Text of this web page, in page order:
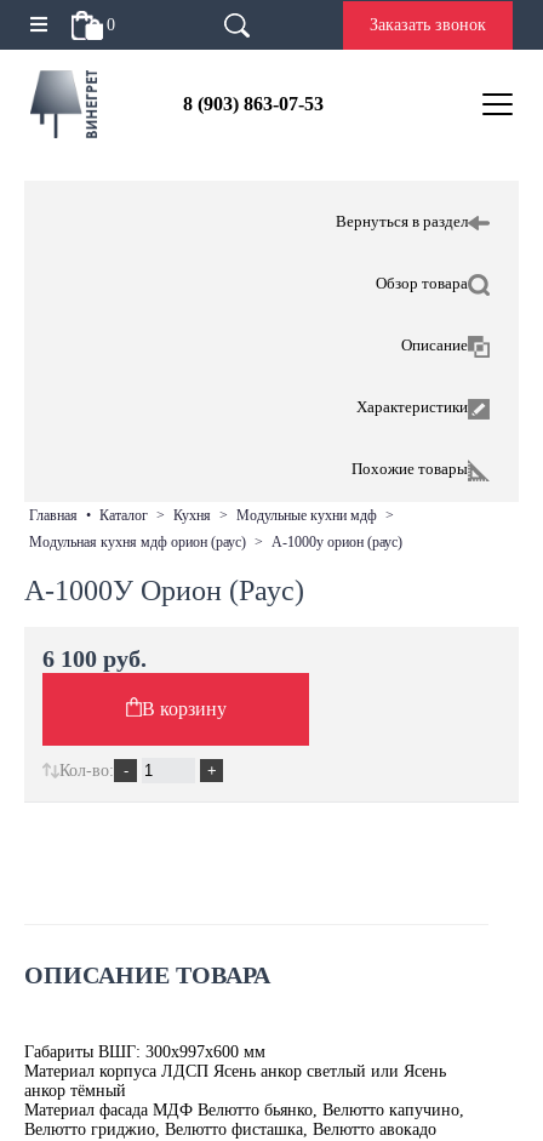
0 Заказать звонок
8 (903) 863-07-53
Вернуться в раздел
Обзор товара
Описание
Характеристики
Похожие товары
главная • каталог > кухня > модульные кухни мдф >
модульная кухня мдф орион (раус) > а-1000у орион (раус)
А-1000У Орион (Раус)
ОПИСАНИЕ ТОВАРА
Габариты ВШГ: 300х997х600 мм
Материал корпуса ЛДСП Ясень анкор светлый или Ясень
анкор тёмный
Материал фасада МДФ Велютто бьянко, Велютто капучино,
Велютто гриджио, Велютто фисташка, Велютто авокадо
6 100 руб.
В корзину
Кол-во: